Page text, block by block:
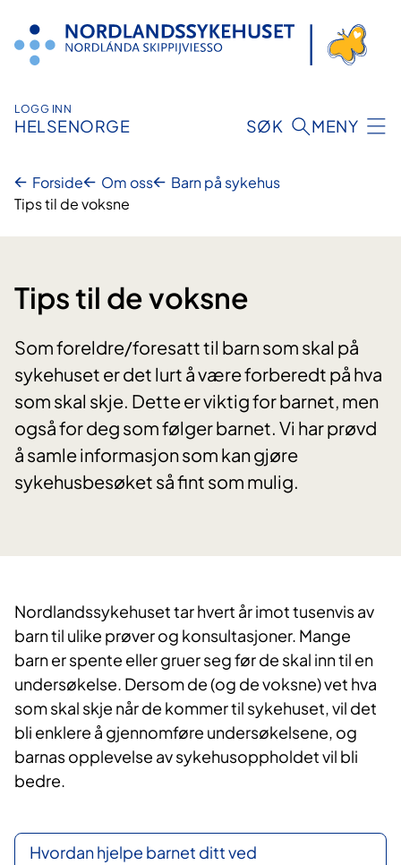
innhold
LOGG INN
HELSENORGE SØK MENY
Forside Om oss
Barn på sykehus
Tips til de voksne
Tips til de voksne
Som foreldre/foresatt til barn som skal på
sykehuset er det lurt å være forberedt på hva
som skal skje. Dette er viktig for barnet, men
også for deg som følger barnet. Vi har prøvd
å samle informasjon som kan gjøre
sykehusbesøket så fint som mulig.
​Nordlandssykehuset tar hvert år imot tusenvis av
barn til ulike prøver og konsultasjoner. Mange
barn er spente eller gruer seg før de skal inn til en
undersøkelse. Dersom de (og de voksne) vet hva
som skal skje når de kommer til sykehuset, vil det
bli enklere å gjennomføre undersøkelsene, og
barnas opplevelse av sykehusoppholdet vil bli
bedre.
Hvordan hjelpe barnet ditt ved